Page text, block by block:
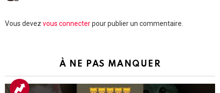
Laisser
Vous devez vous connecterpour publier un commentaire.
À NE PAS MANQUER